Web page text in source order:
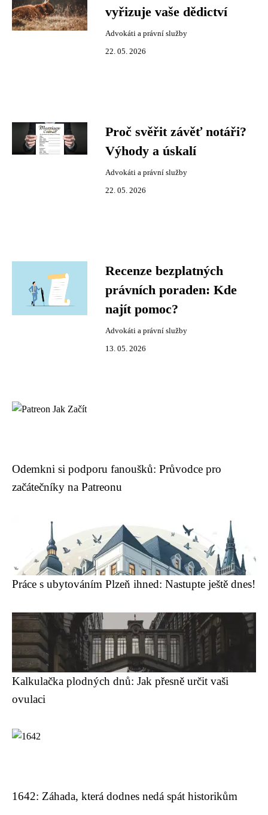
vyřizuje vaše dědictví
Advokáti a právní služby
22. 05. 2026
Proč svěřit závěť notáři?
Výhody a úskalí
Advokáti a právní služby
22. 05. 2026
Recenze bezplatných
právních poraden: Kde
najít pomoc?
Advokáti a právní služby
13. 05. 2026
Odemkni si podporu fanoušků: Průvodce pro
začátečníky na Patreonu
Práce s ubytováním Plzeň ihned: Nastupte ještě dnes!
Kalkulačka plodných dnů: Jak přesně určit vaši
ovulaci
1642: Záhada, která dodnes nedá spát historikům